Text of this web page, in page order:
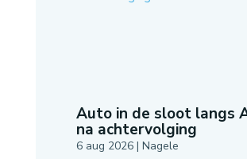
Auto in de sloot langs
na achtervolging
6 aug 2026| Nagele